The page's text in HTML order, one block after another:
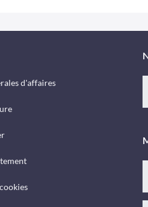
d'affaires